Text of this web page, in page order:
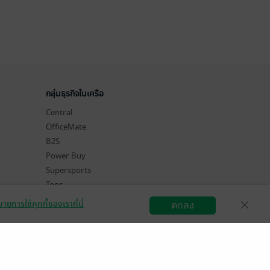
กลุ่มธุรกิจในเครือ
Central
OfficeMate
B2S
Power Buy
Supersports
Tops
Hytexts
สมัครขายอีบุ๊ก
วิธีการใช้งาน
ายการใช้คุกกี้ของเราที่นี่ ตกลง